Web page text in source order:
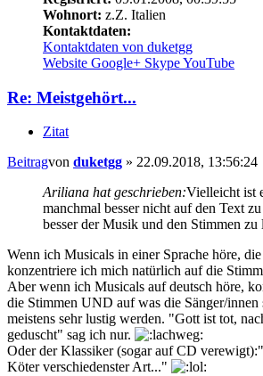
Wohnort: z.Z. Italien
Kontaktdaten:
Kontaktdaten von duketgg
Website Google+ SkypeYouTube
Re: Meistgehört...
Zitat
Beitragvon duketgg » 22.09.2018, 13:56:24
Ariliana hat geschrieben:Vielleicht ist
manchmal besser nicht auf den Text
besser der Musik und den Stimmen zu
Wenn ich Musicals in einer Sprache höre,
konzentriere ich mich natürlich auf die
Aber wenn ich Musicals auf deutsch höre,
die Stimmen UND auf was die Sänger/innen
meistens sehr lustig werden. "Gott ist tot,
geduscht" sag ich nur.
Oder der Klassiker (sogar auf CD
Köter verschiedenster Art..."